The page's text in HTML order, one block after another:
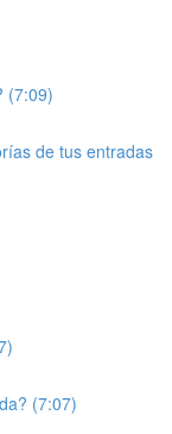
(7:09)
de tus entradas
(7:07)